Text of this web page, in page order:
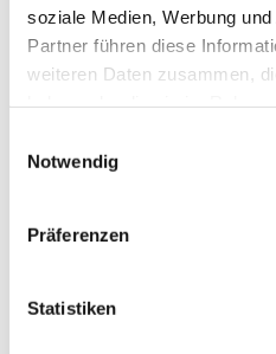
soziale Medien, Werbung
Partner führen diese
weiteren Daten zusammen,
Notwendig
Präferenzen
Statistiken